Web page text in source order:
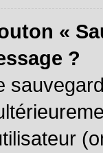
«
?